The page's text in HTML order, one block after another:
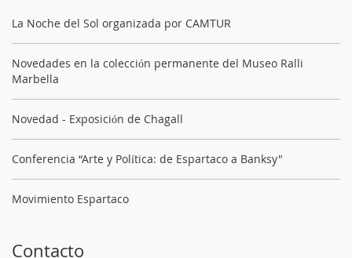
La Noche del Sol organizada por CAMTUR
Novedades en la colección permanente del Museo Ralli
Marbella
Novedad - Exposición de Chagall
Conferencia “Arte y Política: de Espartaco a Banksy"
Movimiento Espartaco
Contacto